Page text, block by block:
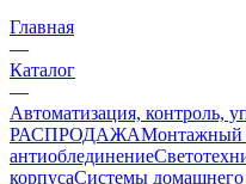
Главная
—
Каталог
—
Автоматизация, контроль,
РАСПРОДАЖАМонтажный
антиоблединение
корпусаСистемы домашнего